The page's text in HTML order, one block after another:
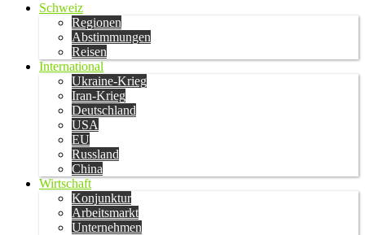
Schweiz
Regionen
Abstimmungen
Reisen
International
Ukraine-Krieg
Iran-Krieg
Deutschland
USA
EU
Russland
China
Wirtschaft
Konjunktur
Arbeitsmarkt
Unternehmen